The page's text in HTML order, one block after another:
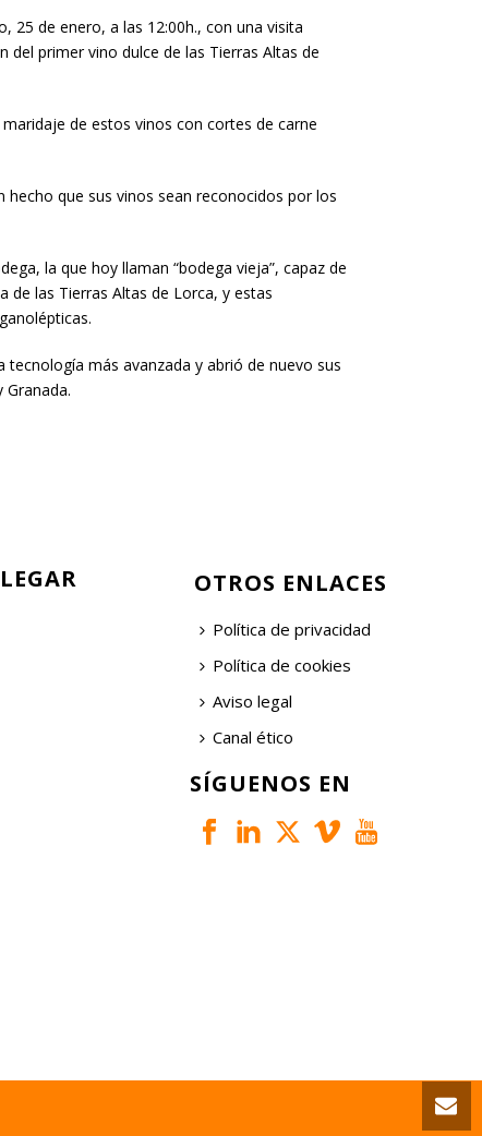
25 de enero, a las 12:00h., con una visita
del primer vino dulce de las Tierras Altas de
de estos vinos con cortes de carne
que sus vinos sean reconocidos por los
la que hoy llaman “bodega vieja”, capaz de
de las Tierras Altas de Lorca, y estas
más avanzada y abrió de nuevo sus
OTROS ENLACES
Política de privacidad
Política de cookies
Aviso legal
Canal ético
SÍGUENOS EN